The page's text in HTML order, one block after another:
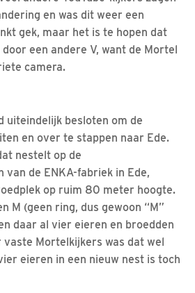
en was dit weer een
gek, maar het is te hopen dat
een andere V, want de Mortel
camera.
uiteindelijk besloten om de
en over te stappen naar Ede.
nestelt op de
van de ENKA-fabriek in Ede,
op ruim 80 meter hoogte.
M (geen ring, dus gewoon “M”
daar al vier eieren en broedden
vaste Mortelkijkers was dat wel
eieren in een nieuw nest is toch